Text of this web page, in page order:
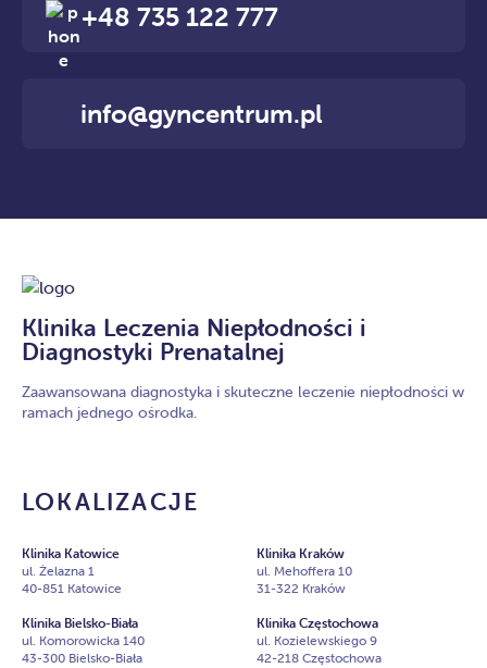
+48 735 122 777
info@gyncentrum.pl
Klinika Leczenia Niepłodności i
Diagnostyki Prenatalnej
Zaawansowana diagnostyka i skuteczne leczenie niepłodności w
ramach jednego ośrodka.
LOKALIZACJE
Klinika Katowice
ul. Żelazna 1
40-851 Katowice
Klinika Kraków
ul. Mehoffera 10
31-322 Kraków
Klinika Bielsko-Biała
ul. Komorowicka 140
43-300 Bielsko-Biała
Klinika Częstochowa
ul. Kozielewskiego 9
42-218 Częstochowa